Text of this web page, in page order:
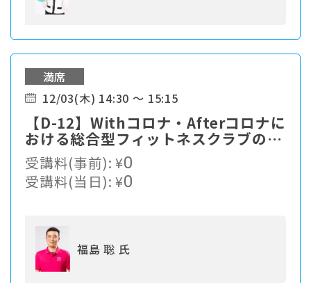
満席
12/03(木) 14:30 ～ 15:15
【D-12】Withコロナ・Afterコロナに
おける総合型フィットネスクラブの
DX戦略事例紹介～退会率1％台を実現
する会員継続戦略～
受講料(事前):¥0
受講料(当日):¥0
福島 聡 氏